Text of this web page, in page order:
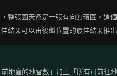
整張圖天然是一張有向無環圖。這
結果可以由後繼位置的最佳結果推出
地窖的地雷數」加上「所有可前往